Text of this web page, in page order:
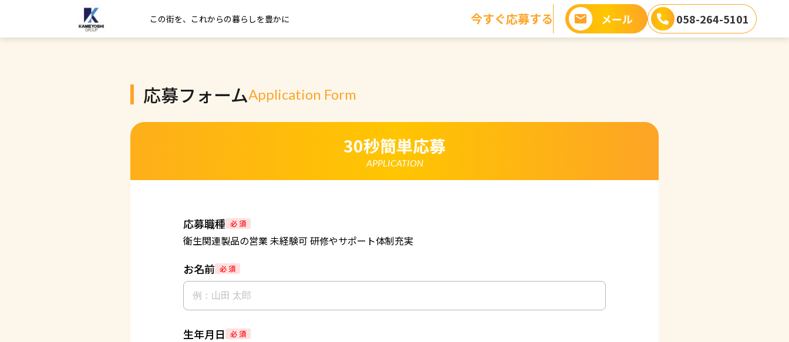
この街を、これからの暮らしを豊かに 今すぐ応募する メール 058-264-5101
応募フォームApplication Form
30秒簡単応募
APPLICATION
応募職種 必 須
衛生関連製品の営業 未経験可 研修やサポート体制充実
お名前 必 須
生年月日 必 須